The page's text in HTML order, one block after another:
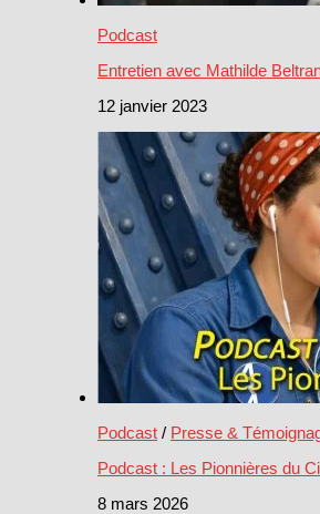
Podcast
Entretien avec Mathilde
12 janvier 2023
Podcast / Presse &
Podcast : Les Pionnières du
8 mars 2026